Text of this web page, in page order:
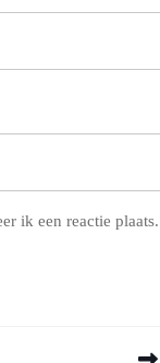
ik een reactie plaats.